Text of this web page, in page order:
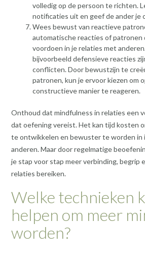
volledig op de persoon te richten.
notificaties uit en geef de ander je
Wees bewust van reactieve
automatische reacties of patronen
voordoen in je relaties met
bijvoorbeeld defensieve reacties
conflicten. Door bewustzijn te
patronen, kun je ervoor kiezen om
constructieve manier te reageren.
Onthoud dat mindfulness in relaties een
dat oefening vereist. Het kan tijd kosten
te ontwikkelen en bewuster te worden in
anderen. Maar door regelmatige
je stap voor stap meer verbinding, begrip
relaties bereiken.
Welke technieken
helpen om meer
worden?